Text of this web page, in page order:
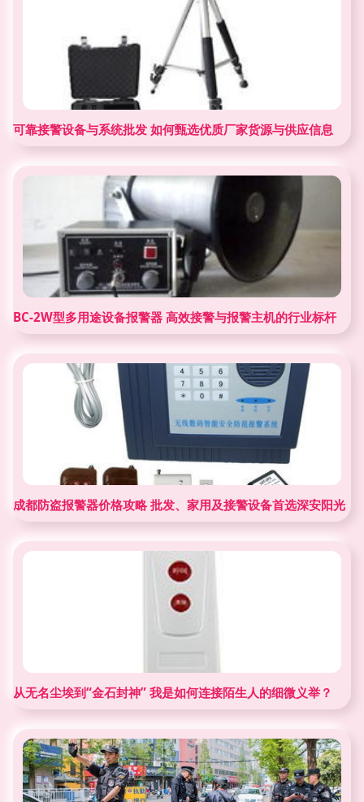
可靠接警设备与系统批发 如何甄选优质厂家货源与供应信息
BC-2W型多用途设备报警器 高效接警与报警主机的行业标杆
成都防盗报警器价格攻略 批发、家用及接警设备首选深安阳光
从无名尘埃到“金石封神” 我是如何连接陌生人的细微义举？